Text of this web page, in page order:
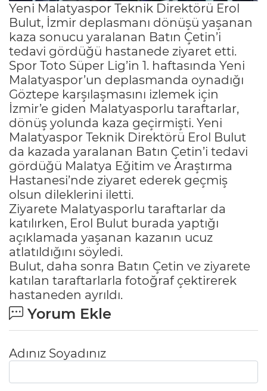
Yeni Malatyaspor Teknik Direktörü Erol
Bulut, İzmir deplasmanı dönüşü yaşanan
kaza sonucu yaralanan Batın Çetin’i
tedavi gördüğü hastanede ziyaret etti.
Spor Toto Süper Lig’in 1. haftasında Yeni
Malatyaspor’un deplasmanda oynadığı
Göztepe karşılaşmasını izlemek için
İzmir’e giden Malatyasporlu taraftarlar,
dönüş yolunda kaza geçirmişti. Yeni
Malatyaspor Teknik Direktörü Erol Bulut
da kazada yaralanan Batın Çetin’i tedavi
gördüğü Malatya Eğitim ve Araştırma
Hastanesi’nde ziyaret ederek geçmiş
olsun dileklerini iletti.
Ziyarete Malatyasporlu taraftarlar da
katılırken, Erol Bulut burada yaptığı
açıklamada yaşanan kazanın ucuz
atlatıldığını söyledi.
Bulut, daha sonra Batın Çetin ve ziyarete
katılan taraftarlarla fotoğraf çektirerek
hastaneden ayrıldı.
Yorum Ekle
Adınız Soyadınız